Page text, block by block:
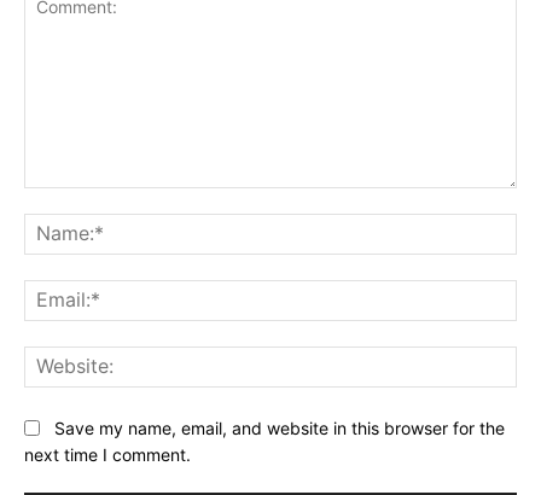
Save my name, email, and website in this browser for the
next time I comment.